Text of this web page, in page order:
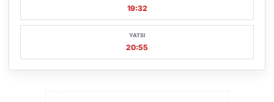
19:32
YATSI
20:55